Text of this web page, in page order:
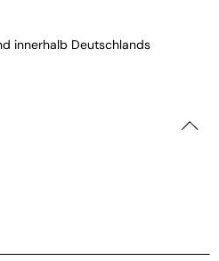
innerhalb Deutschlands